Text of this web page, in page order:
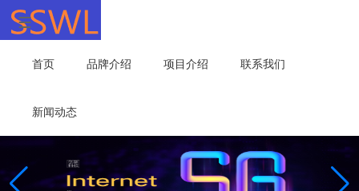
首页 品牌介绍 项目介绍 联系我们
新闻动态